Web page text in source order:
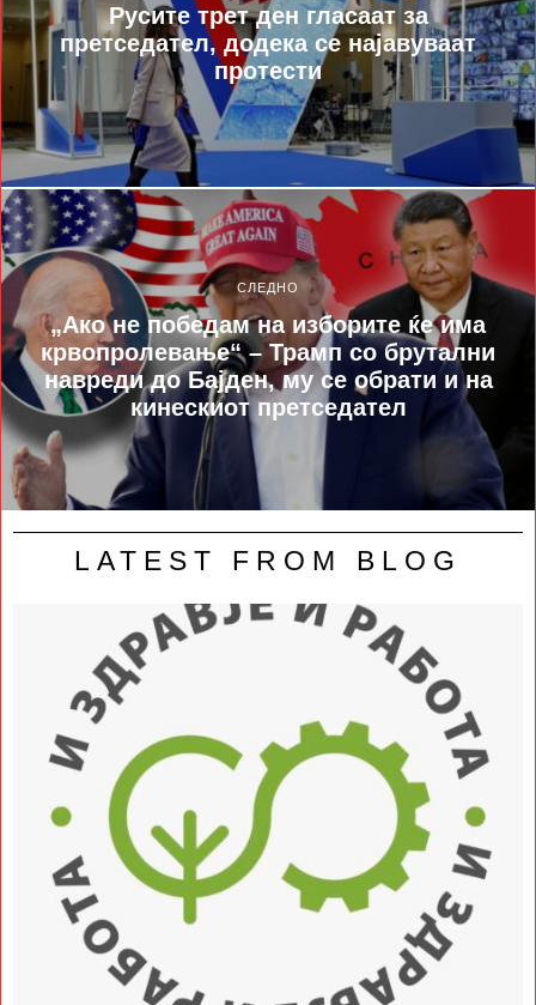
Русите трет ден гласаат за
претседател, додека се најавуваат
протести
СЛЕДНО
„Ако не победам на изборите ќе има
крвопролевање“ – Трамп со брутални
навреди до Бајден, му се обрати и на
кинескиот претседател
LATEST FROM BLOG